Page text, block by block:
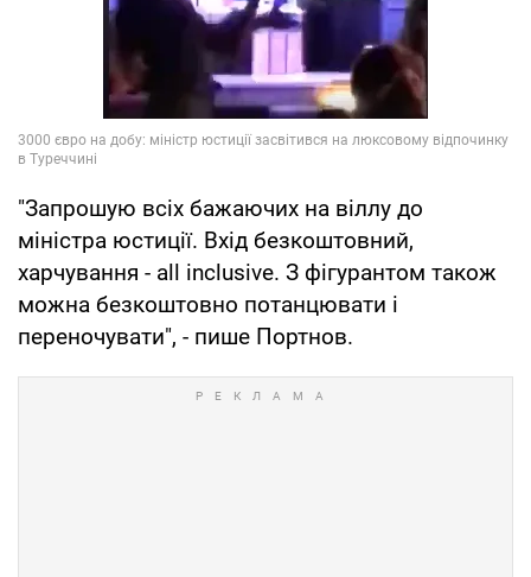
"Запрошую всіх бажаючих на віллу до
міністра юстиції. Вхід безкоштовний,
харчування - all inclusive. З фігурантом також
можна безкоштовно потанцювати і
переночувати", - пише Портнов.